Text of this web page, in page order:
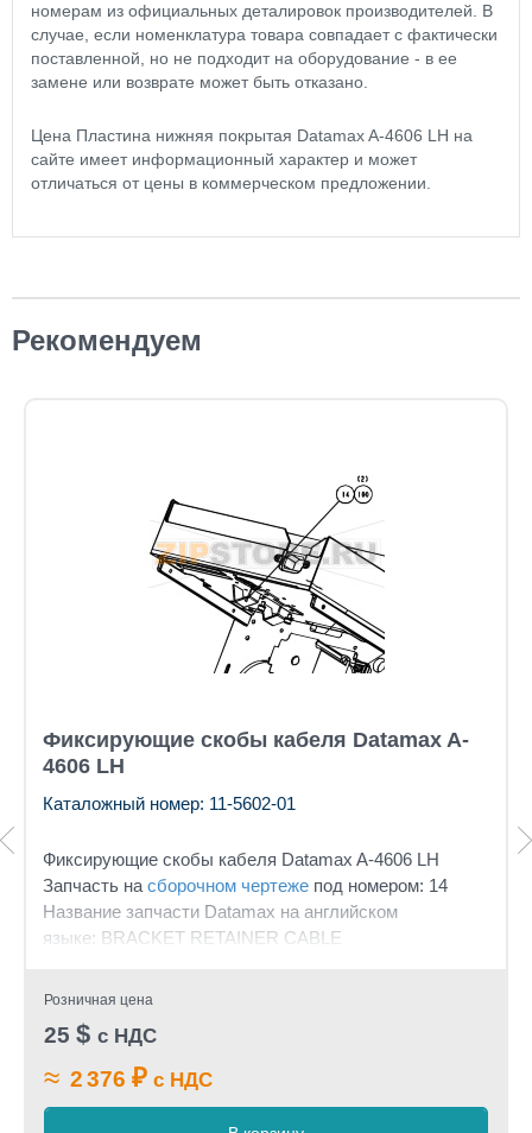
номерам из официальных деталировок производителей. В
случае, если номенклатура товара совпадает с фактически
поставленной, но не подходит на оборудование - в ее
замене или возврате может быть отказано.
Цена Пластина нижняя покрытая Datamax A-4606 LH на
сайте имеет информационный характер и может
отличаться от цены в коммерческом предложении.
Рекомендуем
Фиксирующие скобы кабеля Datamax A-
4606 LH
Каталожный номер: 11-5602-01
Фиксирующие скобы кабеля Datamax A-4606 LH
Запчасть на сборочном чертеже под номером: 14
Название запчасти Datamax на английском
языке: BRACKET RETAINER CABLE
Розничная цена
25 $ с НДС
≈ 2 376 ₽ с НДС